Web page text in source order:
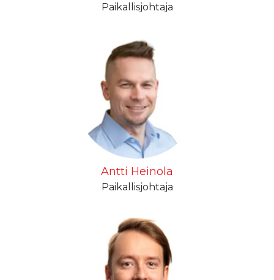
Paikallisjohtaja
Antti Heinola
Paikallisjohtaja